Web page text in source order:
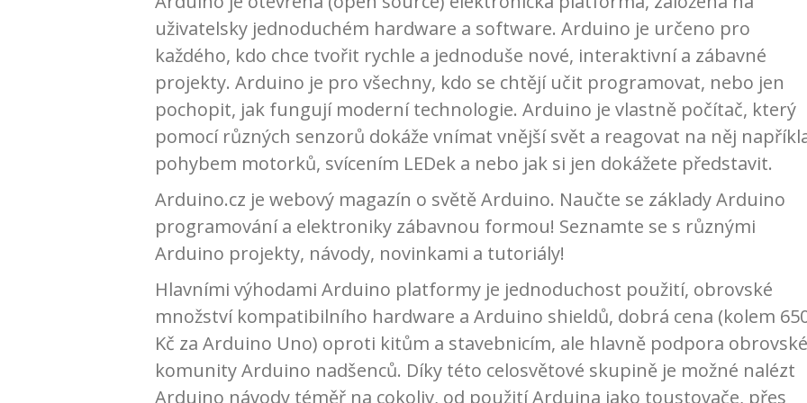
uživatelsky jednoduchém hardware a software. Arduino je určeno pro
každého, kdo chce tvořit rychle a jednoduše nové, interaktivní a zábavné
projekty. Arduino je pro všechny, kdo se chtějí učit programovat, nebo jen
pochopit, jak fungují moderní technologie. Arduino je vlastně počítač, který
pomocí různých senzorů dokáže vnímat vnější svět a reagovat na něj
pohybem motorků, svícením LEDek a nebo jak si jen dokážete představit.
Arduino.cz je webový magazín o světě Arduino. Naučte se základy Arduino
programování a elektroniky zábavnou formou! Seznamte se s různými
Arduino projekty, návody, novinkami a tutoriály!
Hlavními výhodami Arduino platformy je jednoduchost použití, obrovské
množství kompatibilního hardware a Arduino shieldů, dobrá cena (kolem
Kč za Arduino Uno) oproti kitům a stavebnicím, ale hlavně podpora obrovské
komunity Arduino nadšenců. Díky této celosvětové skupině je možné nalézt
Arduino návody téměř na cokoliv, od použití Arduina jako toustovače, přes